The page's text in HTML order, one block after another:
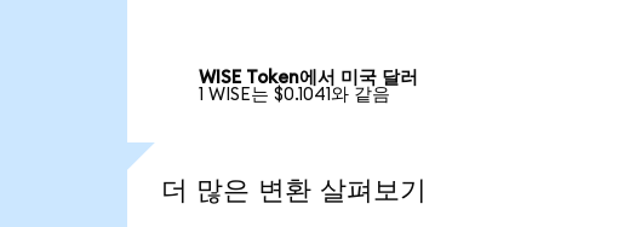
WISE Token에서 미국 달러
1 WISE는 $0.1041와 같음
더 많은 변환 살펴보기